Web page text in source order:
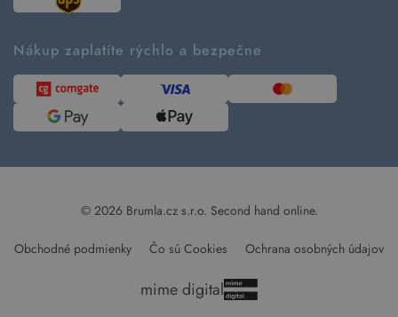
Kontakt
Udržateľnosť
Blog
Pre médiá
Nákup zaplatíte rýchlo a bezpečne
© 2026 Brumla.cz s.r.o. Second hand online.
Obchodné podmienky Čo sú Cookies Ochrana osobných údajov
mime digital